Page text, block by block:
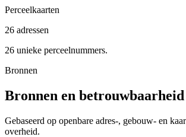
Perceelkaarten
26 adressen
26 unieke perceelnummers.
Bronnen
Bronnen en betrouwbaarheid
Gebaseerd op openbare adres-, gebouw- en
overheid.